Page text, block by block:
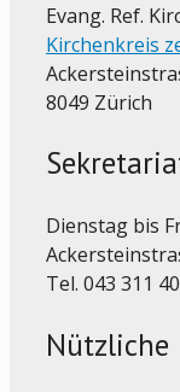
Evang. Ref.
Kirchenkreis
8049 Zürich
Dienstag bis
Tel. 043 311
Nützliche